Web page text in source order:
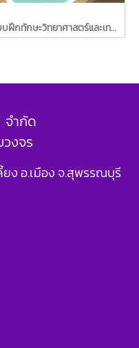
แบบฝึกทักษะวิทยาศาสตร์และเทคโนโลยี เทคโนโลยี ป.5 /สสวท.
ำกัด
งจร
ง อ.เมือง จ.สุพรรณบุรี